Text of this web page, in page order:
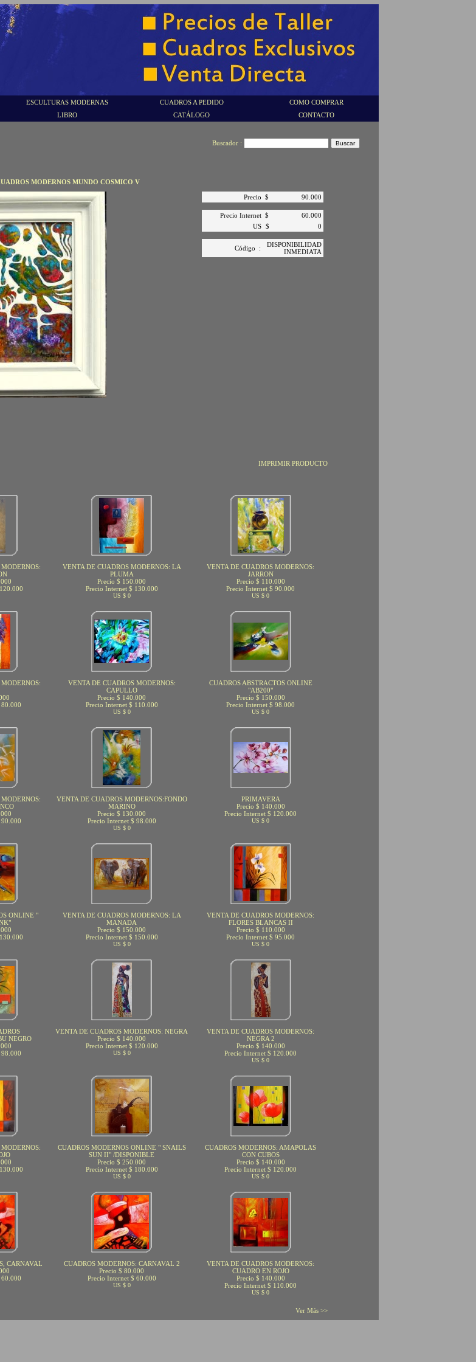
ESCULTURAS MODERNAS CUADROS A PEDIDO
COMO COMPRAR
LIBRO CATÁLOGO
CONTACTO
Buscador :
MODERNOS MUNDO COSMICO V
Precio $ 90.000
Precio Internet $
60.000
US
$ 0
Código :
DISPONIBILIDAD
INMEDIATA
IMPRIMIR PRODUCTO
VENTA DE CUADROS MODERNOS: LA
PLUMA
Precio $ 150.000
Precio Internet $ 130.000
US $ 0
VENTA DE CUADROS MODERNOS:
JARRON
Precio $ 110.000
Precio Internet $ 90.000
US $ 0
VENTA DE CUADROS MODERNOS:
CAPULLO
Precio $ 140.000
Precio Internet $ 110.000
US $ 0
CUADROS ABSTRACTOS ONLINE
"AB200"
Precio $ 150.000
Precio Internet $ 98.000
US $ 0
VENTA DE CUADROS MODERNOS:FONDO
MARINO
Precio $ 130.000
Precio Internet $ 98.000
US $ 0
PRIMAVERA
Precio $ 140.000
Precio Internet $ 120.000
US $ 0
ONLINE "
VENTA DE CUADROS MODERNOS: LA
MANADA
Precio $ 150.000
Precio Internet $ 150.000
US $ 0
VENTA DE CUADROS MODERNOS:
FLORES BLANCAS II
Precio $ 110.000
Precio Internet $ 95.000
US $ 0
NEGRO
VENTA DE CUADROS MODERNOS: NEGRA
Precio $ 140.000
Precio Internet $ 120.000
US $ 0
VENTA DE CUADROS MODERNOS:
NEGRA 2
Precio $ 140.000
Precio Internet $ 120.000
US $ 0
CUADROS MODERNOS ONLINE " SNAILS
SUN II" /DISPONIBLE
Precio $ 250.000
Precio Internet $ 180.000
US $ 0
CUADROS MODERNOS: AMAPOLAS
CON CUBOS
Precio $ 140.000
Precio Internet $ 120.000
US $ 0
CARNAVAL
CUADROS MODERNOS: CARNAVAL 2
Precio $ 80.000
Precio Internet $ 60.000
US $ 0
VENTA DE CUADROS MODERNOS:
CUADRO EN ROJO
Precio $ 140.000
Precio Internet $ 110.000
US $ 0
Ver Más >>